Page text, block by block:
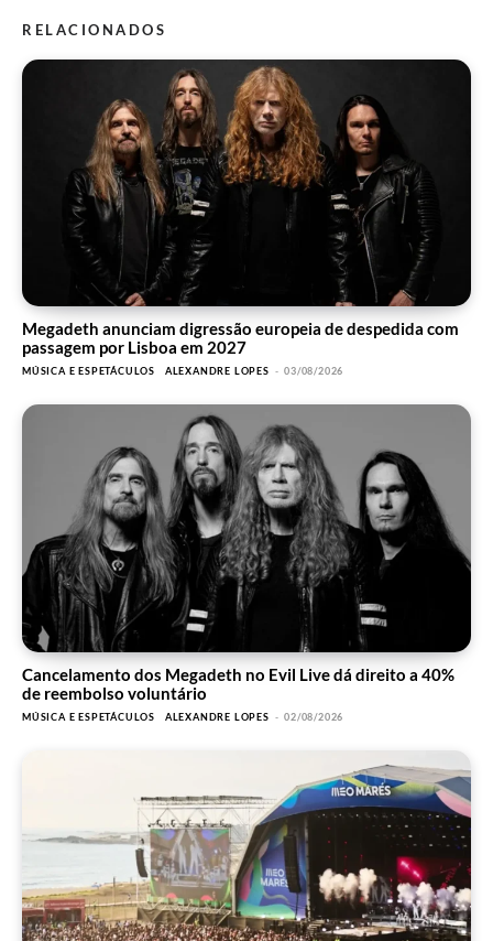
RELACIONADOS
Megadeth anunciam digressão europeia de despedida com
passagem por Lisboa em 2027
MÚSICA E ESPETÁCULOS ALEXANDRE LOPES - 03/08/2026
Cancelamento dos Megadeth no Evil Live dá direito a 40%
de reembolso voluntário
MÚSICA E ESPETÁCULOS ALEXANDRE LOPES - 02/08/2026